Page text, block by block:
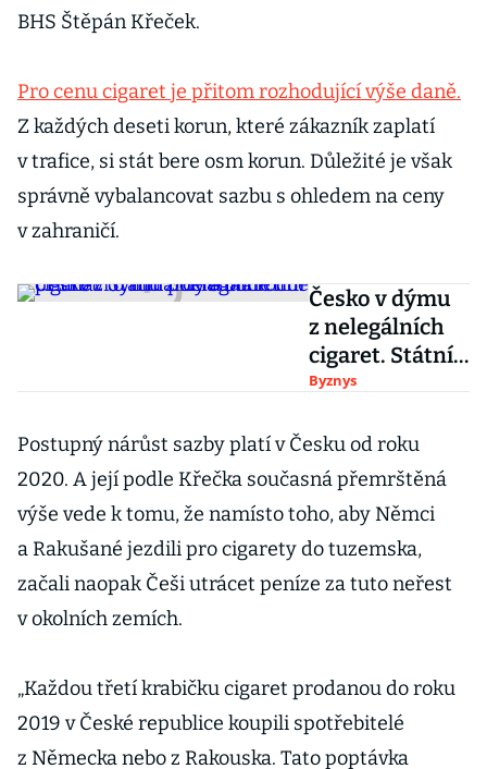
BHS Štěpán Křeček.
Pro cenu cigaret je přitom rozhodující výše daně.
Z každých deseti korun, které zákazník zaplatí
v trafice, si stát bere osm korun. Důležité je však
správně vybalancovat sazbu s ohledem na ceny
v zahraničí.
Česko v dýmu
z nelegálních
cigaret. Státní
pokladna
o miliardy
a bude hůř
Byznys
Postupný nárůst sazby platí v Česku od roku
2020. A její podle Křečka současná přemrštěná
výše vede k tomu, že namísto toho, aby Němci
a Rakušané jezdili pro cigarety do tuzemska,
začali naopak Češi utrácet peníze za tuto neřest
v okolních zemích.
„Každou třetí krabičku cigaret prodanou do roku
2019 v České republice koupili spotřebitelé
z Německa nebo z Rakouska. Tato poptávka